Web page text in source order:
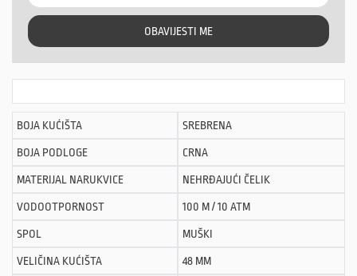
OBAVIJESTI ME
BOJA KUĆIŠTA SREBRENA
BOJA PODLOGE CRNA
MATERIJAL NARUKVICE NEHRĐAJUĆI ČELIK
VODOOTPORNOST 100 M / 10 ATM
SPOL MUŠKI
VELIČINA KUĆIŠTA 48 MM